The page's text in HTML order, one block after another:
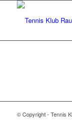
© Copyright - Tennis